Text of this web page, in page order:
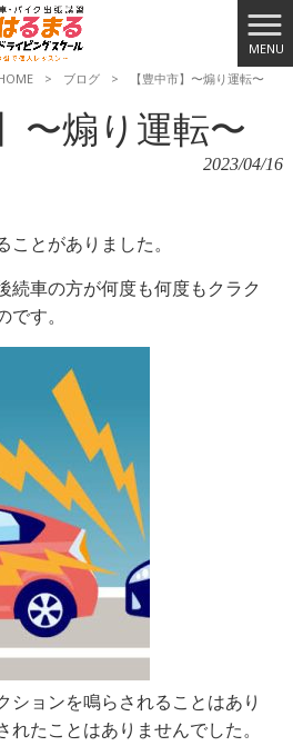
MENU
> ブログ > 【豊中市】〜煽り運転〜
〜煽り運転〜
2023/04/16
とがありました。
続車の方が何度も何度もクラク
す。
ションを鳴らされることはあり
れたことはありませんでした。